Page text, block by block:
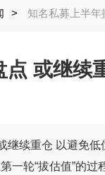
> 知名私募上半
或继续
继续重仓 以避免
一轮“拔估值”的